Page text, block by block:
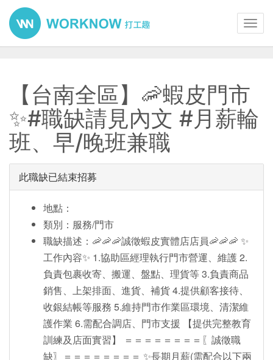
【台南全區】🦐蝦皮門市
✨#職缺請見內文 #月薪輪
班、早/晚班兼職
此職缺已結束招募
地點：
類別：服務/門市
職缺描述：🦐🦐🦐誠徵蝦皮實體店店員🦐🦐🦐 ✨
工作內容✨ 1.協助區經理執行門市營運、維護 2.
負責包裹收寄、搬運、盤點、理貨等 3.負責商品
銷售、上架排面、進貨、補貨 4.提供顧客接待、
收銀結帳等服務 5.維持門市作業區環境、清潔維
護作業 6.需配合調店、門市支援 【提供完整教育
訓練及店面實習】 ＝＝＝＝＝＝＝＝〖誠徵職
缺〗＝＝＝＝＝＝＝＝ ✨長期月薪(需配合以下兩